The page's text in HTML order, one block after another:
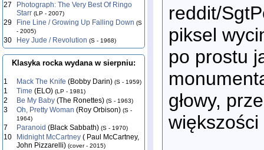
27
Photograph: The Very Best Of Ringo
Starr (LP - 2007)
29 Fine Line / Growing Up Falling Down (S
- 2005)
30 Hey Jude / Revolution (S - 1968)
Klasyka rocka wydana w sierpniu:
1 Mack The Knife (Bobby Darin) (S - 1959)
1 Time (ELO) (LP - 1981)
2 Be My Baby (The Ronettes) (S - 1963)
3 Oh, Pretty Woman (Roy Orbison) (S -
1964)
7 Paranoid (Black Sabbath) (S - 1970)
10 Midnight McCartney ( Paul McCartney,
John Pizzarelli) (cover - 2015)
reddit/
piksel
po prostu
głowy,
większości